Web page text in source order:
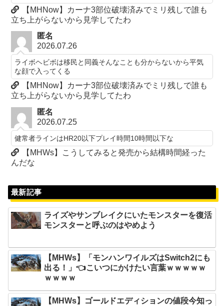
【MHNow】カーナ3部位破壊済みでミリ残しで誰も
立ち上がらないから見学してたわ
匿名
2026.07.26
ライボヘビボは移民と同義そんなことも分からないから平気
な顔で入ってくる
【MHNow】カーナ3部位破壊済みでミリ残しで誰も
立ち上がらないから見学してたわ
匿名
2026.07.25
健常者ラインはHR20以下プレイ時間10時間以下な
【MHWs】こうしてみると発売から結構時間経った
んだな
最新記事
ライズやサンブレイクにいたモンスターを復活
モンスターと呼ぶのはやめよう
【MHWs】「モンハンワイルズはSwitch2にも
出る！」👈こいつにかけたい言葉ｗｗｗｗｗ
ｗｗｗｗ
【MHWs】ゴールドエディションの値段今知っ